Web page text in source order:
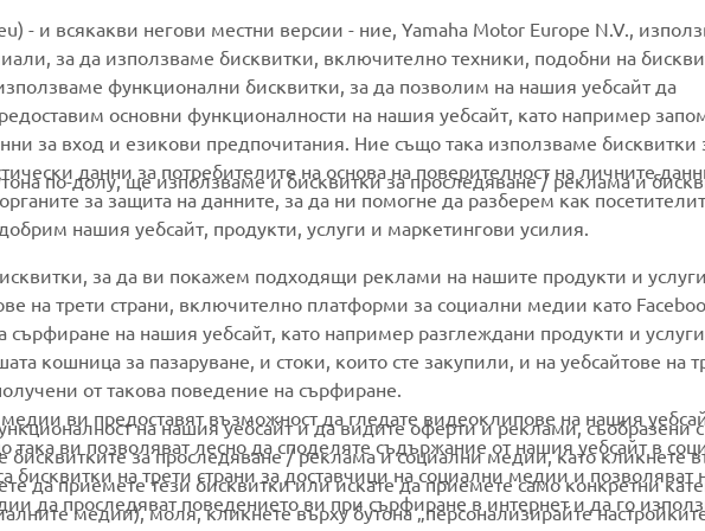
information for
dealers
Safety Data
MORE YAMAHA
MyYamaha
Yamaha Music
Yamaha Racing
Yamaha Motor Global
SUPPORT
Parts Catalogue
Book Maintenance
Dealer locator
Management of Waste
Batteries
- и всякакви негови местни версии - ние, Yamaha Motor Europe N.V.,
за да използваме бисквитки, включително техники, подобни на
функционални бисквитки, за да позволим на нашия уебсайт да
основни функционалности на нашия уебсайт, като например
за вход и езикови предпочитания. Ние също така използваме бисквитки
данни за потребителите на основа на поверителност на личните
за защита на данните, за да ни помогне да разберем как
нашия уебсайт, продукти, услуги и маркетингови усилия.
по-долу, ще използваме и бисквитки за проследяване / реклама и
за да ви покажем подходящи реклами на нашите продукти и
на трети страни, включително платформи за социални медии като
сърфиране на нашия уебсайт, като например разглеждани продукти и
кошница за пазаруване, и стоки, които сте закупили, и на уебсайтове на
от такова поведение на сърфиране.
ви предоставят възможност да гледате видеоклипове на нашия
така ви позволяват лесно да споделяте съдържание от нашия уебсайт в
бисквитки на трети страни за доставчици на социални медии и позволяват
да проследяват поведението ви при сърфиране в интернет и да го
на нашия уебсайт и да видите оферти и реклами, съобразени с
за проследяване / реклама и социални медии, като кликнете
да приемете тези бисквитки или искате да приемете само конкретни
медии), моля, кликнете върху бутона „персонализирайте